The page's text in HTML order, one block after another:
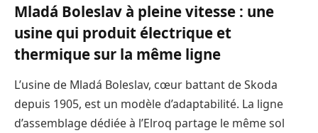
Mladá Boleslav à pleine vitesse : une
usine qui produit électrique et
thermique sur la même ligne
L’usine de Mladá Boleslav, cœur battant de Skoda
depuis 1905, est un modèle d’adaptabilité. La ligne
d’assemblage dédiée à l’Elroq partage le même sol